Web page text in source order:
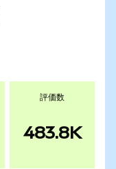
評価数
483.8K